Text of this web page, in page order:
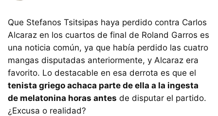
Que Stefanos Tsitsipas haya perdido contra Carlos
Alcaraz en los cuartos de final de Roland Garros es
una noticia común, ya que había perdido las cuatro
mangas disputadas anteriormente, y Alcaraz era
favorito. Lo destacable en esa derrota es que el
tenista griego achaca parte de ella a la ingesta
de melatonina horas antes de disputar el partido.
¿Excusa o realidad?